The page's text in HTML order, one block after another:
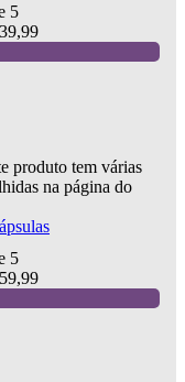
5
produto tem várias
na página do
5